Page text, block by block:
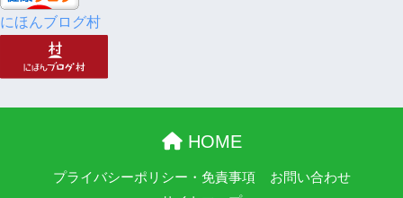
にほんブログ村
HOME
プライバシーポリシー・免責事項
お問い合わせ